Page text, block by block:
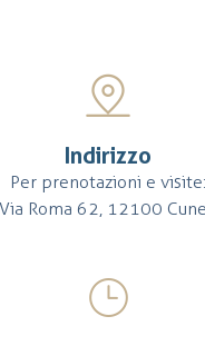
Indirizzo
Per prenotazioni e visite:
Via Roma 62, 12100